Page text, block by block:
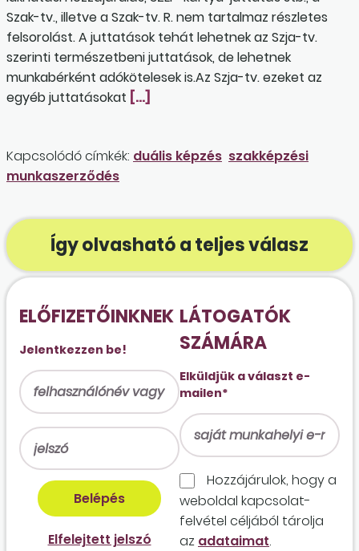
Szak-tv., illetve a Szak-tv. R. nem tartalmaz részletes
felsorolást. A juttatások tehát lehetnek az Szja-tv.
szerinti természetbeni juttatások, de lehetnek
munkabérként adókötelesek is.Az Szja-tv. ezeket az
egyéb juttatásokat […]
Kapcsolódó címkék: duális képzés szakképzési
munkaszerződés
Így olvasható a teljes válasz
ELŐFIZETŐINKNEK
Jelentkezzen be!
Elfelejtett jelszó
LÁTOGATÓK
SZÁMÁRA
Elküldjük a választ e-
mailen*
Hozzájárulok, hogy a
weboldal kapcso­lat­
felvétel céljából tárolja
az adataimat.